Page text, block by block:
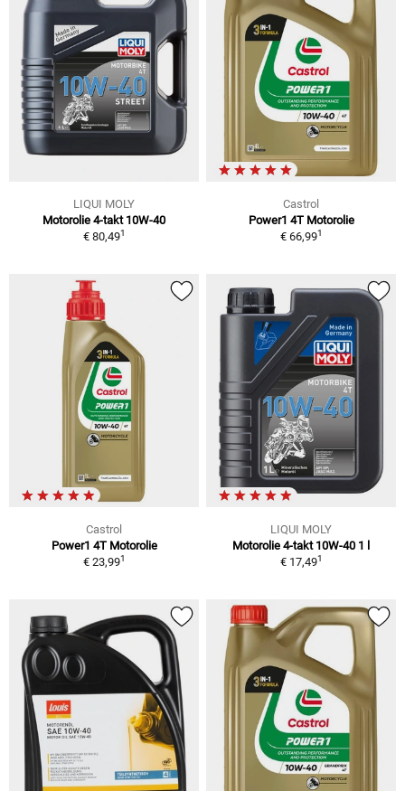
LIQUI MOLY
Motorolie 4-takt 10W-40
€ 80,491
Castrol
Power1 4T Motorolie
€ 66,991
Castrol
Power1 4T Motorolie
€ 23,991
LIQUI MOLY
Motorolie 4-takt 10W-40 1 l
€ 17,491